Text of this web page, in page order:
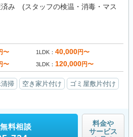
み (スタッフの検温・消毒・マス
〜 1LDK 40,000円〜
〜 3LDK 120,000円〜
掃 空き家片付け
ゴミ屋敷片付け
料相談
料金や
サービス